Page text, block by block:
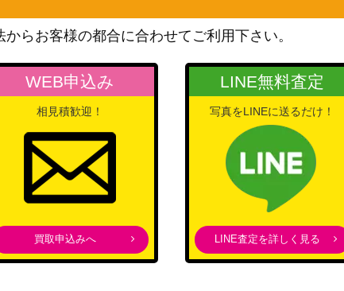
KONAMI
200
IMS
ブシロード
20th
KONAMI 1,300
品
KONAMI
（STARTER BOX）
15,000
Nintendo
（Struggle of Chaos ストラ
制する者－）
ブシロード
27,000
らお客様の都合に合わせてご利用下さい。
WEB申込み
相見積歓迎！
買取申込みへ
LINE無料査定
写真をLINEに送るだけ！
LINE査定を詳しく見る